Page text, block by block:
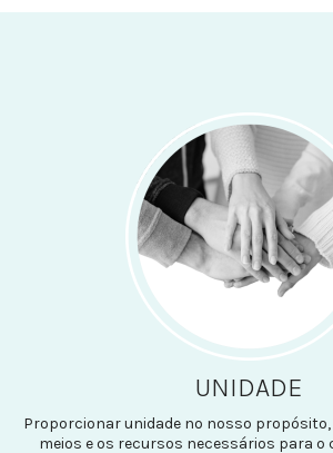
UNIDADE
Proporcionar unidade no nosso
meios e os recursos necessários para